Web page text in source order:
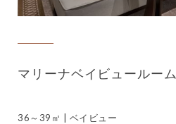
マリーナベイビュールーム
36～39㎡ | ベイビュー